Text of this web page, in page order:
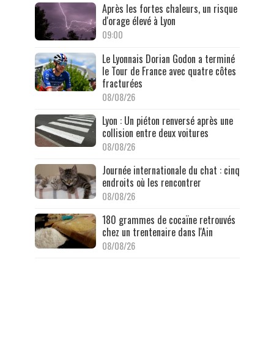
Après les fortes chaleurs, un risque
d'orage élevé à Lyon
09:00
Le Lyonnais Dorian Godon a terminé
le Tour de France avec quatre côtes
fracturées
08/08/26
Lyon : Un piéton renversé après une
collision entre deux voitures
08/08/26
Journée internationale du chat : cinq
endroits où les rencontrer
08/08/26
180 grammes de cocaïne retrouvés
chez un trentenaire dans l'Ain
08/08/26